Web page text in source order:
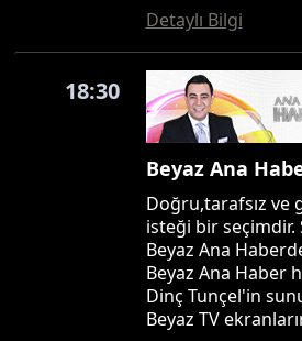
Detaylı Bilgi
18:30
Beyaz Ana
Doğru,tarafsız ve
isteği bir seçimdir.
Beyaz Ana
Beyaz Ana Haber
Dinç Tunçel'in
Beyaz TV